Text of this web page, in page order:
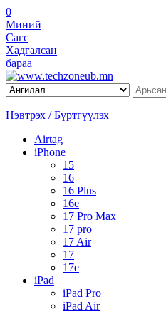
0
Миний
Сагс
Хадгалсан
бараа
Нэвтрэх / Бүртгүүлэх
Airtag
iPhone
15
16
16 Plus
16e
17 Pro Max
17 pro
17 Air
17
17e
iPad
iPad Pro
iPad Air